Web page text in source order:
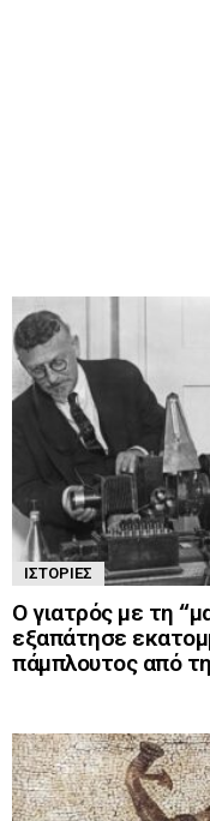
ΙΣΤΟΡΊΕΣ
Ο γιατρός με τη
εξαπάτησε
πάμπλουτος από